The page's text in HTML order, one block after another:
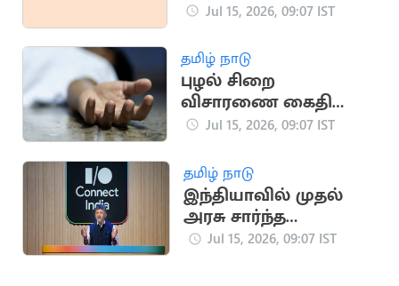
உற்பத்தி குறியீடு
Jul 15, 2026, 09:07 IST
தமிழ் நாடு
புழல் சிறை
விசாரணை கைதி
மாரடைப்பால் திடீர்
Jul 15, 2026, 09:07 IST
தமிழ் நாடு
இந்தியாவில் முதல்
அரசு சார்ந்த
செயற்கை
Jul 15, 2026, 09:07 IST